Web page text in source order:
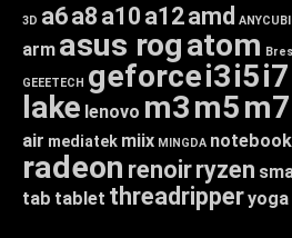
3D a6a8 a10 a12amd
arm asus rogatom
GEEETECH geforcei3i5i7
lake lenovo m3m5m7
air mediatek miix MINGDA notebook
radeon renoirryzen
tab tablet threadripperyoga